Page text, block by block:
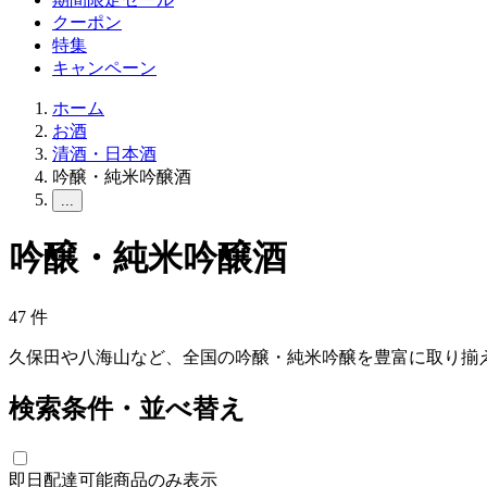
クーポン
特集
キャンペーン
ホーム
お酒
清酒・日本酒
吟醸・純米吟醸酒
...
吟醸・純米吟醸酒
47 件
久保田や八海山など、全国の吟醸・純米吟醸を豊富に取り揃
検索条件・並べ替え
即日配達可能商品のみ表示